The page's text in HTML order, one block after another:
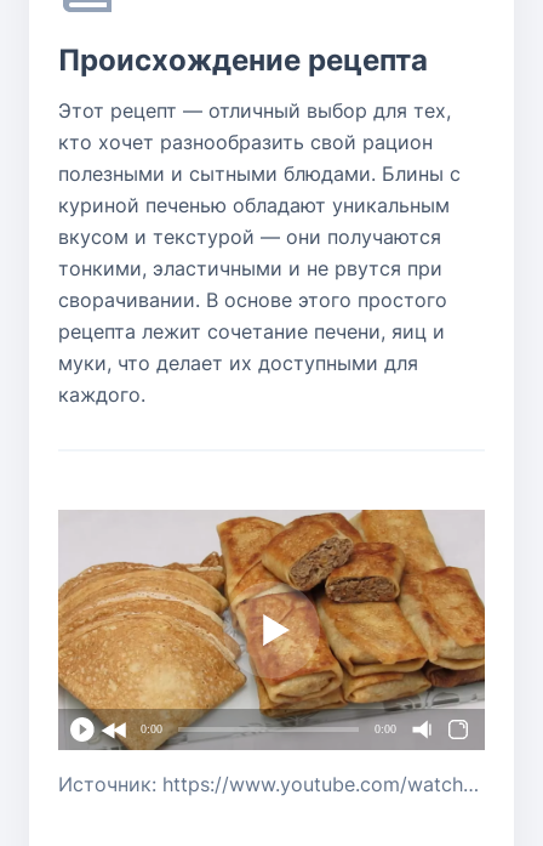
Происхождение рецепта
Этот рецепт — отличный выбор для тех,
кто хочет разнообразить свой рацион
полезными и сытными блюдами. Блины с
куриной печенью обладают уникальным
вкусом и текстурой — они получаются
тонкими, эластичными и не рвутся при
сворачивании. В основе этого простого
рецепта лежит сочетание печени, яиц и
муки, что делает их доступными для
каждого.
0:00 0:00
Источник: https://www.youtube.com/watch?v=RD9IkjiT8OE